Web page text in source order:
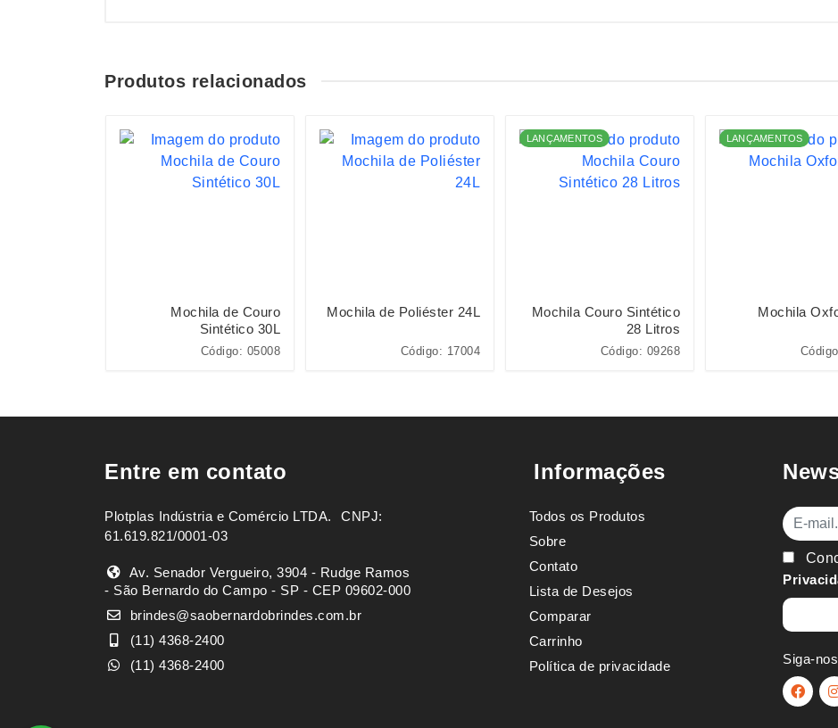
Produtos relacionados
Mochila de Couro
Sintético 30L
Código: 05008
Mochila de Poliéster 24L
Código: 17004
LANÇAMENTOS
Mochila Couro Sintético
28 Litros
Código: 09268
LANÇAMENTOS
Mochila
Entre em contato
Plotplas Indústria e Comércio LTDA. ㅤㅤㅤ CNPJ:
61.619.821/0001-03
Av. Senador Vergueiro, 3904 - Rudge Ramos
- São Bernardo do Campo - SP - CEP 09602-000
brindes@saobernardobrindes.com.br
(11) 4368-2400
(11) 4368-2400
Informações
Todos os Produtos
Sobre
Contato
Lista de Desejos
Comparar
Carrinho
Política de privacidade
E-mail
Siga-